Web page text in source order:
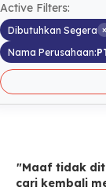
Active Filters:
Dibutuhkan Segera ×
Nama Perusahaan:
"Maaf tidak
cari kembali